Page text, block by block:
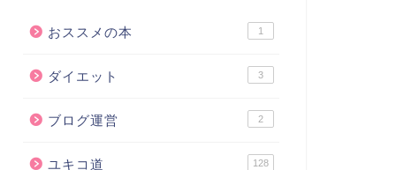
おススメの本 1
ダイエット 3
ブログ運営 2
ユキコ道 128